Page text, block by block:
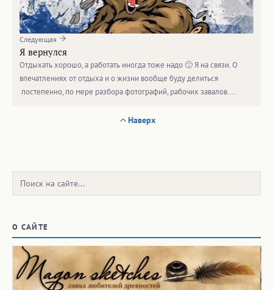
Следующая
Я вернулся
Отдыхать хорошо, а работать иногда тоже надо 🙂 Я на связи. О
впечатлениях от отдыха и о жизни вообще буду делиться
постепенно, по мере разбора фотографий, рабочих завалов.…
Наверх
Поиск:
О САЙТЕ